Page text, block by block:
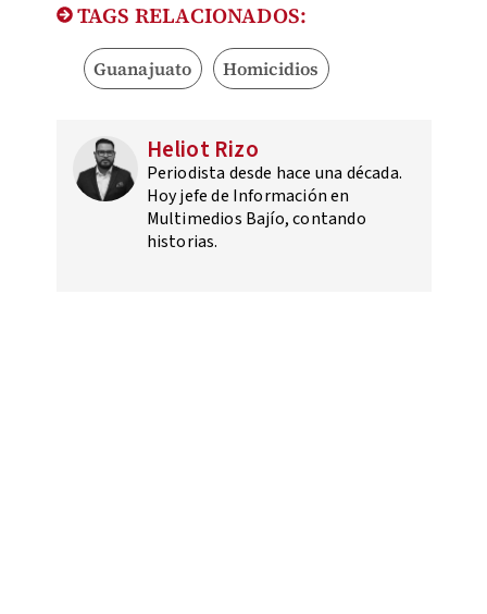
TAGS RELACIONADOS:
Guanajuato Homicidios
Heliot Rizo
Periodista desde hace una década.
Hoy jefe de Información en
Multimedios Bajío, contando
historias.